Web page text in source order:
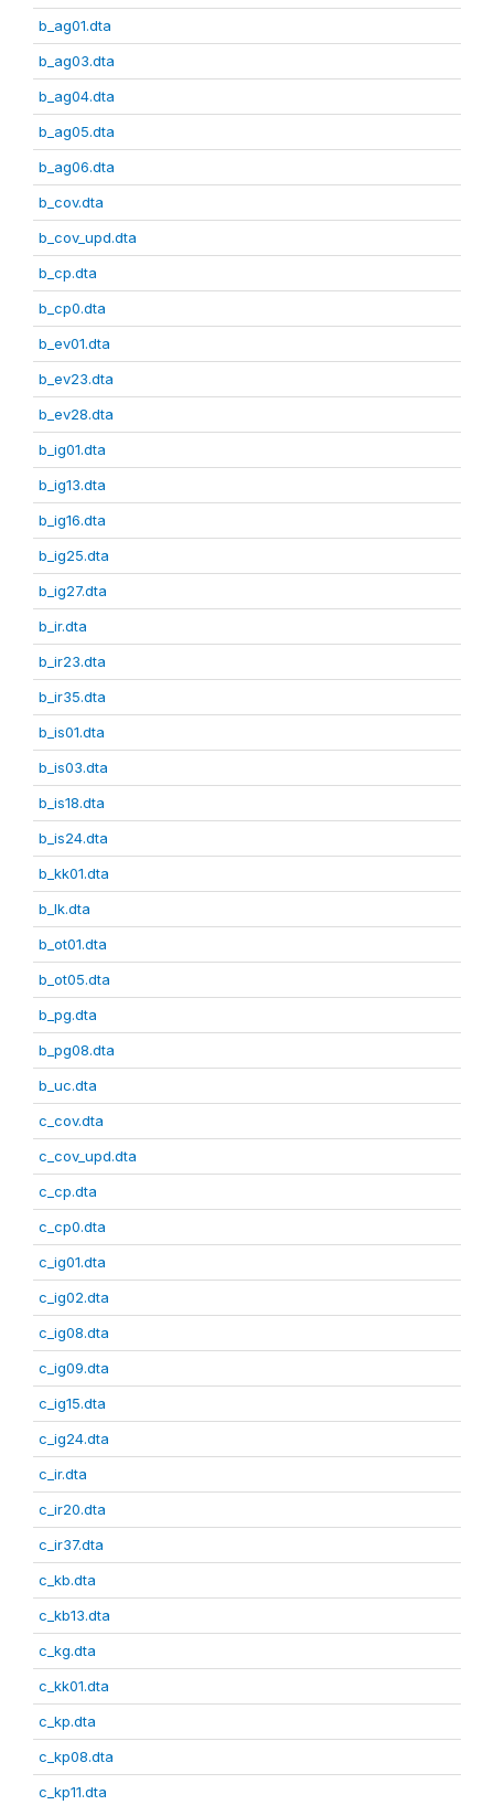
b_ag01.dta
b_ag03.dta
b_ag04.dta
b_ag05.dta
b_ag06.dta
b_cov.dta
b_cov_upd.dta
b_cp.dta
b_cp0.dta
b_ev01.dta
b_ev23.dta
b_ev28.dta
b_ig01.dta
b_ig13.dta
b_ig16.dta
b_ig25.dta
b_ig27.dta
b_ir.dta
b_ir23.dta
b_ir35.dta
b_is01.dta
b_is03.dta
b_is18.dta
b_is24.dta
b_kk01.dta
b_lk.dta
b_ot01.dta
b_ot05.dta
b_pg.dta
b_pg08.dta
b_uc.dta
c_cov.dta
c_cov_upd.dta
c_cp.dta
c_cp0.dta
c_ig01.dta
c_ig02.dta
c_ig08.dta
c_ig09.dta
c_ig15.dta
c_ig24.dta
c_ir.dta
c_ir20.dta
c_ir37.dta
c_kb.dta
c_kb13.dta
c_kg.dta
c_kk01.dta
c_kp.dta
c_kp08.dta
c_kp11.dta